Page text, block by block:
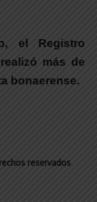
el Registro
más de
bonaerense.
reservados